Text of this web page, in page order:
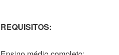
REQUISITOS: